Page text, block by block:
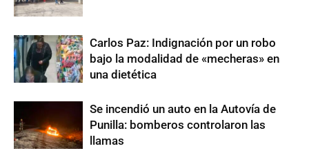
Carlos Paz: Indignación por un robo
bajo la modalidad de «mecheras» en
una dietética
Se incendió un auto en la Autovía de
Punilla: bomberos controlaron las
llamas